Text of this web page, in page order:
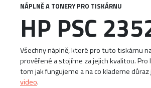
NÁPLNĚ A TONERY PRO TISKÁRNU
HP PSC
Všechny náplně, které pro tuto tiskárnu
prověřené a stojíme za jejich kvalitou.
tom jak fungujeme a na co klademe
video.